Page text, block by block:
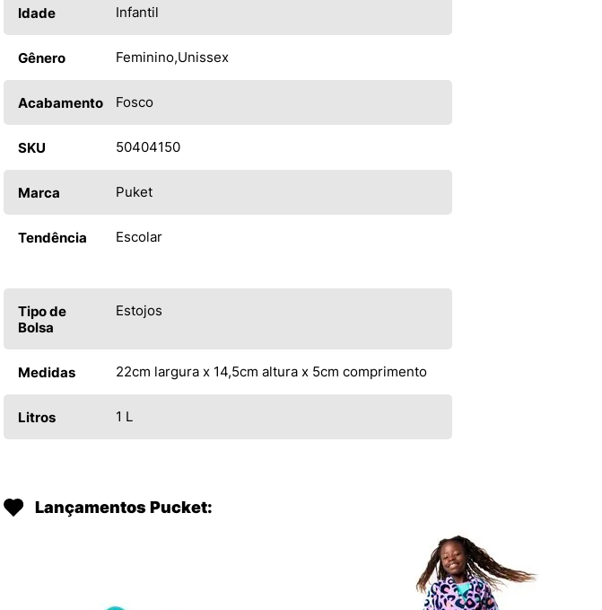
Idade Infantil
Gênero Feminino Unissex
Acabamento Fosco
SKU 50404150
Marca Puket
Tendência Escolar
Tipo de
Bolsa
Estojos
Medidas 22cm largura x 14,5cm altura x 5cm comprimento
Litros 1 L
Lançamentos Pucket: